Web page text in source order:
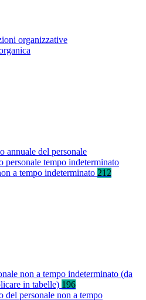
organizzative
annuale del personale
personale tempo indeterminato
a tempo indeterminato 212
non a tempo indeterminato (da
in tabelle) 196
del personale non a tempo